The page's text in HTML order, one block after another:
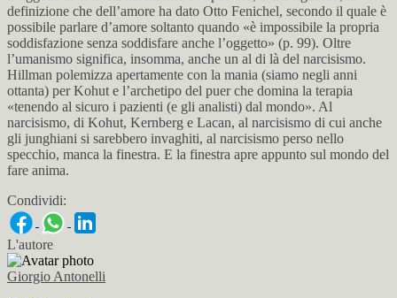
definizione che dell’amore ha dato Otto Fenichel, secondo il quale è
possibile parlare d’amore soltanto quando «è impossibile la propria
soddisfazione senza soddisfare anche l’oggetto» (p. 99). Oltre
l’umanismo significa, insomma, anche un al di là del narcisismo.
Hillman polemizza apertamente con la mania (siamo negli anni
ottanta) per Kohut e l’archetipo del puer che domina la terapia
«tenendo al sicuro i pazienti (e gli analisti) dal mondo». Al
narcisismo, di Kohut, Kernberg e Lacan, al narcisismo di cui anche
gli junghiani si sarebbero invaghiti, al narcisismo perso nello
specchio, manca la finestra. E la finestra apre appunto sul mondo del
fare anima.
Condividi:
L'autore
Giorgio Antonelli